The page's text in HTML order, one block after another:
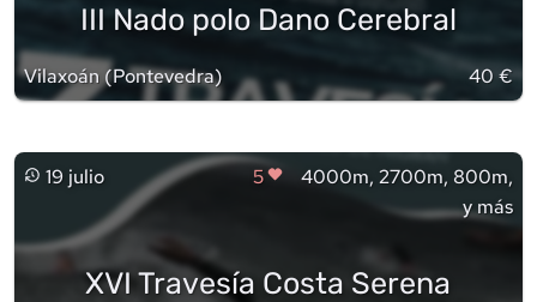
III Nado polo Dano Cerebral
Vilaxoán(Pontevedra) 40 €
19 julio 5
4000m, 2700m, 800m,
y más
XVI Travesía Costa Serena